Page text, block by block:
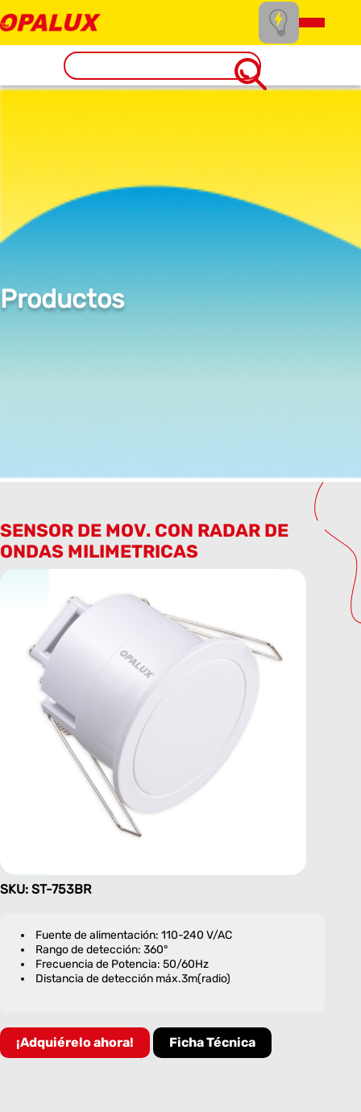
Productos
SENSOR DE MOV. CON RADAR DE
ONDAS MILIMETRICAS
SKU: ST-753BR
Fuente de alimentación: 110-240 V/AC
Rango de detección: 360°
Frecuencia de Potencia: 50/60Hz
Distancia de detección máx.3m(radio)
¡Adquiérelo ahora! Ficha Técnica